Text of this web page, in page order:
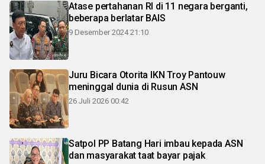
Atase pertahanan RI di 11 negara berganti,
beberapa berlatar BAIS
9 Desember 2024 21:10
Juru Bicara Otorita IKN Troy Pantouw
meninggal dunia di Rusun ASN
26 Juli 2026 00:42
Satpol PP Batang Hari imbau kepada ASN
dan masyarakat taat bayar pajak